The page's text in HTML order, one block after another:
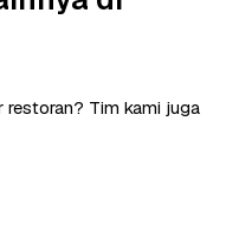
restoran? Tim kami juga